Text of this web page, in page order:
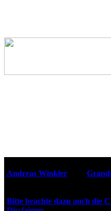
Andreas Winkler
Bitte beachte dazu auch die